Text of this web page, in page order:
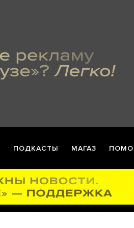
ПОДКАСТЫ МАГАЗ